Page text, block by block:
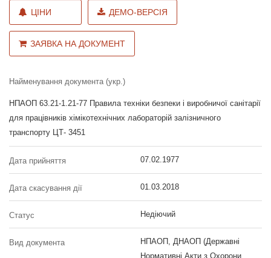
ЦІНИ ДЕМО-ВЕРСІЯ
ЗАЯВКА НА ДОКУМЕНТ
Найменування документа (укр.)
НПАОП 63.21-1.21-77 Правила техніки безпеки і виробничої санітарії
для працівників хімікотехнічних лабораторій залізничного
транспорту ЦТ- 3451
Дата прийняття 07.02.1977
Дата скасування дії 01.03.2018
Статус Недіючий
Вид документа
НПАОП, ДНАОП (Державні
Нормативні Акти з Охорони